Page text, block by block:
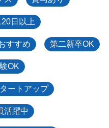
日以上
すすめ 第二新卒OK
OK
ートアップ
活躍中